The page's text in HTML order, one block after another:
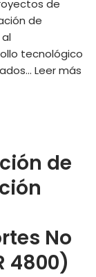
de
de
tecnológico
Leer más
de
No
4800)